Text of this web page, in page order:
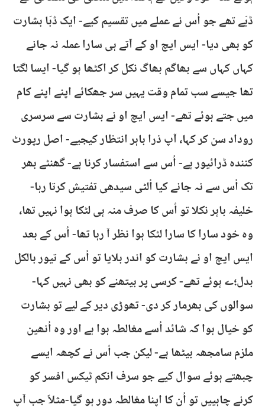
ڈبّے تھے جو اُس نے عملے میں تقسیم کیے- ایک ڈبّا بشارت
کو بھی دیا- ایس ایچ او کے آتے ہی سارا عملہ نہ جانے
کہاں کہاں سے بھاگم بھاگ نکل کر اکٹھا ہو گیا- ایسا لگتا
تھا جیسے سب تمام وقت یہیں سر جھکائے اپنے اپنے کام
میں جتے ہوئے تھے- ایس ایچ او نے بشارت سے سرسری
روداد سن کر کہا، آپ ذرا باہر انتظار کیجیے- اصل رپورٹ
کنندہ ڈرائیور ہے- اُس سے استفسار کرنا ہے- گھنٹے بھر
تک اُس سے نہ جانے کیا اُلٹی سیدھی تفتیش کرتا رہا-
خلیفہ باہر نکلا تو اُس کا صرف منہ ہی لٹکا ہوا نہیں تھا،
وہ خود سارا کا سارا لٹکا ہوا نظر آ رہا تھا- اُس کے بعد
ایس ایچ او نے بشارت کو اندر بلایا تو اُس کے تیور بالکل
بدل؛ے ہوئے تھے- کرسی پر بیتھنے کو بھی نہیں کہا-
سوالوں کی بھرمار کر دی- تھوڑی دیر کے لیے تو بشارت
کو خیال ہوا کہ شائد اُسے مغالطہ ہوا ہے اور وہ اُنھین
ملزم سامجھہ بیٹھا ہے- لیکن جب اُس نے کچھہ ایسے
چبھتے ہوئے سوال کیے جو سرف انکم ٹیکس افسر کو
کرنے چاہییں تو اُن کا اپنا مغالطہ دور ہو گیا-مثلاً جب آپ